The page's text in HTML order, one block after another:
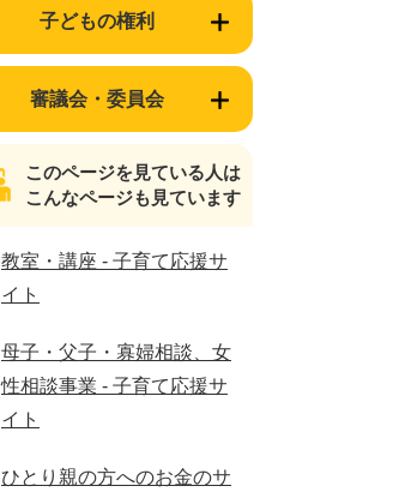
子どもの権利
審議会・委員会
このページを見ている人は
こんなページも見ています
教室・講座 - 子育て応援サ
イト
母子・父子・寡婦相談、女
性相談事業 - 子育て応援サ
イト
ひとり親の方へのお金のサ